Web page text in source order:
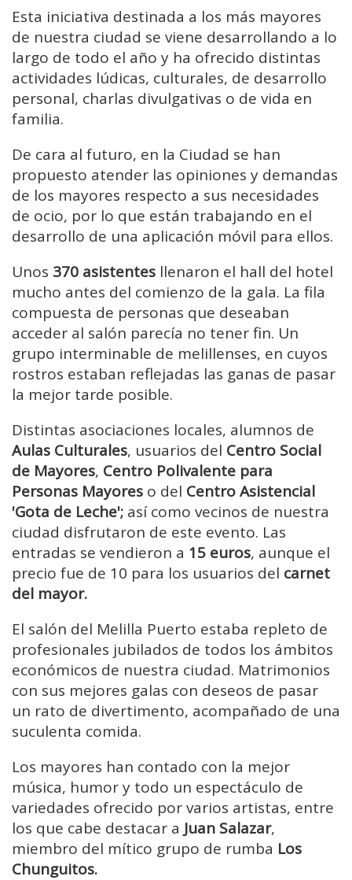
Esta iniciativa destinada a los más mayores
de nuestra ciudad se viene desarrollando a lo
largo de todo el año y ha ofrecido distintas
actividades lúdicas, culturales, de desarrollo
personal, charlas divulgativas o de vida en
familia.
De cara al futuro, en la Ciudad se han
propuesto atender las opiniones y demandas
de los mayores respecto a sus necesidades
de ocio, por lo que están trabajando en el
desarrollo de una aplicación móvil para ellos.
Unos 370 asistentes llenaron el hall del hotel
mucho antes del comienzo de la gala. La fila
compuesta de personas que deseaban
acceder al salón parecía no tener fin. Un
grupo interminable de melillenses, en cuyos
rostros estaban reflejadas las ganas de pasar
la mejor tarde posible.
Distintas asociaciones locales, alumnos de
Aulas Culturales, usuarios del Centro Social
de Mayores, Centro Polivalente para
Personas Mayores o del Centro Asistencial
'Gota de Leche'; así como vecinos de nuestra
ciudad disfrutaron de este evento. Las
entradas se vendieron a 15 euros, aunque el
precio fue de 10 para los usuarios del carnet
del mayor.
El salón del Melilla Puerto estaba repleto de
profesionales jubilados de todos los ámbitos
económicos de nuestra ciudad. Matrimonios
con sus mejores galas con deseos de pasar
un rato de divertimento, acompañado de una
suculenta comida.
Los mayores han contado con la mejor
música, humor y todo un espectáculo de
variedades ofrecido por varios artistas, entre
los que cabe destacar a Juan Salazar,
miembro del mítico grupo de rumba Los
Chunguitos.